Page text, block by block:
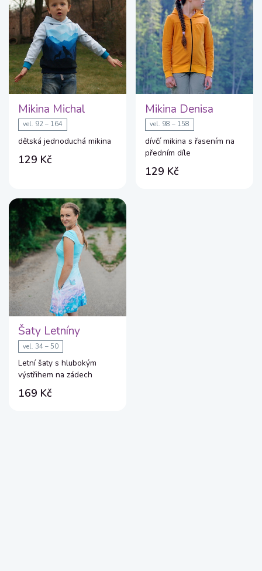
Mikina Michal
vel. 92 – 164
dětská jednoduchá mikina
129 Kč
Mikina Denisa
vel. 98 – 158
dívčí mikina s řasením na
předním díle
129 Kč
Šaty Letníny
vel. 34 – 50
Letní šaty s hlubokým
výstřihem na zádech
169 Kč